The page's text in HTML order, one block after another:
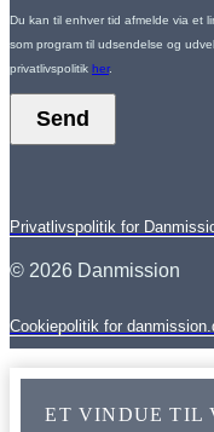
Du kan til enhver tid afmelde via et
som program til udsendelse og
privatlivspolitik her.
Send
Privatlivspolitik for
© 2026 Danmission
Cookiepolitik for
ET VINDUE TIL